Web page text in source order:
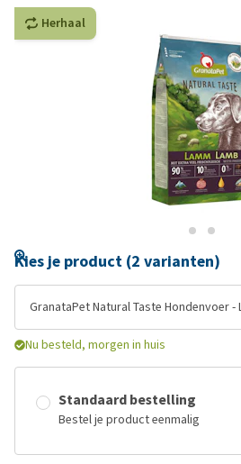
Herhaal
Kies je product (2 varianten)
GranataPet Natural Taste Hondenvoer -
Nu besteld, morgen in huis
Standaard bestelling
Bestel je product eenmalig